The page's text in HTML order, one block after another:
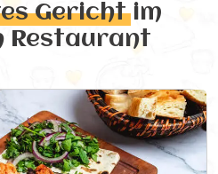
Gerichtim
Restaurant